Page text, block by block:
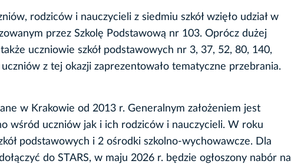
rodziców i nauczycieli z siedmiu szkół wzięło udział w
przez Szkolę Podstawową nr 103. Oprócz dużej
uczniowie szkół podstawowych nr 3, 37, 52, 80, 140,
z tej okazji zaprezentowało tematyczne przebrania.
w Krakowie od 2013 r. Generalnym założeniem jest
wśród uczniów jak i ich rodziców i nauczycieli. W roku
podstawowych i 2 ośrodki szkolno-wychowawcze. Dla
do STARS, w maju 2026 r. będzie ogłoszony nabór na